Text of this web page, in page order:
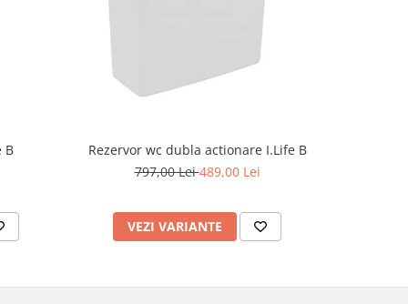
B
Rezervor wc dubla actionare I.Life B
797,00 Lei489,00 Lei
VEZI VARIANTE